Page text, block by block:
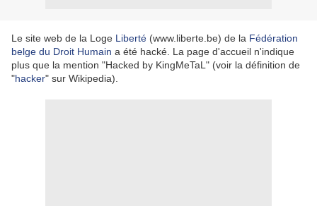
Le site web de la Loge Liberté (www.liberte.be) de la Fédération
belge du Droit Humain a été hacké. La page d'accueil n'indique
plus que la mention "Hacked by KingMeTaL" (voir la définition de
"hacker" sur Wikipedia).